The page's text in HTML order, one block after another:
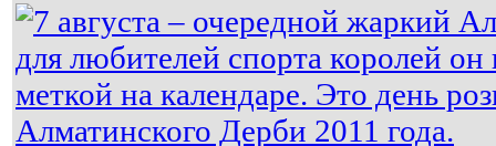
7 августа – очередной жаркий
для любителей спорта королей он
меткой на календаре. Это день
Алматинского Дерби 2011 года.